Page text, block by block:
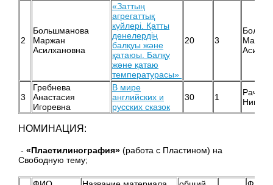
2
Большманова
Маржан
Асилхановна
«Заттың
агрегаттық
күйлері. Қатты
денелердің
балқуы және
қатаюы. Балқу
және қатаю
температурасы»
20 3
3
Гребнева
Анастасия
Игоревна
В мире
английских и
русских сказок
30 1
НОМИНАЦИЯ:
- «Пластилинография» (работа с Пластином) на
Свободную тему;